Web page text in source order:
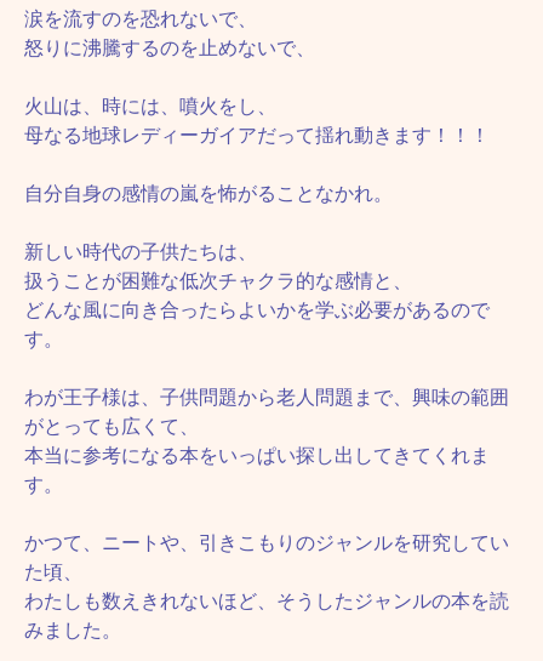
涙を流すのを恐れないで、
怒りに沸騰するのを止めないで、
火山は、時には、噴火をし、
母なる地球レディーガイアだって揺れ動きます！！！
自分自身の感情の嵐を怖がることなかれ。
新しい時代の子供たちは、
扱うことが困難な低次チャクラ的な感情と、
どんな風に向き合ったらよいかを学ぶ必要があるので
す。
わが王子様は、子供問題から老人問題まで、興味の範囲
がとっても広くて、
本当に参考になる本をいっぱい探し出してきてくれま
す。
かつて、ニートや、引きこもりのジャンルを研究してい
た頃、
わたしも数えきれないほど、そうしたジャンルの本を読
みました。